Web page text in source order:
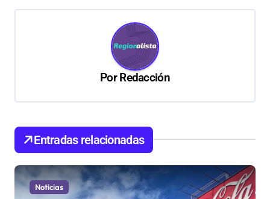
g
d
e
e
n
PorRedacción
Entradas relacionadas
Noticias